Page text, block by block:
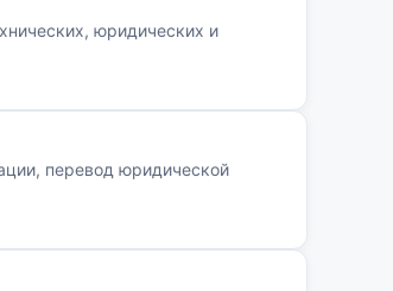
юридических и
перевод юридической